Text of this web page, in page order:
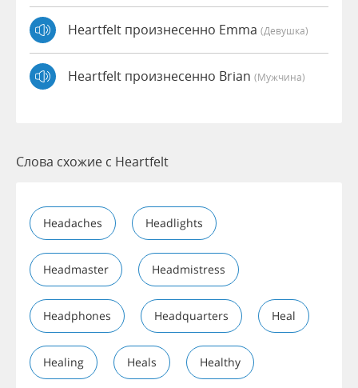
Heartfelt произнесенно Emma (девушка)
Heartfelt произнесенно Brian (мужчина)
Слова схожие с Heartfelt
Headaches Headlights
Headmaster Headmistress
Headphones Headquarters Heal
Healing Heals Healthy